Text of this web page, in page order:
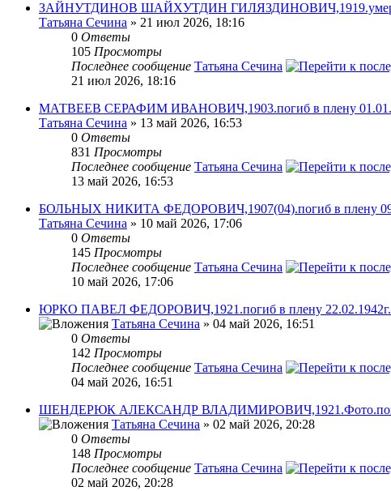
ЗАЙНУТДИНОВ ШАЙХУТДИН ГИЛЯЗДИНОВИЧ,1919.умер/
Татьяна Сечина » 21 июл 2026, 18:16
0 Ответы
105 Просмотры
Последнее сообщение Татьяна Сечина
21 июл 2026, 18:16
МАТВЕЕВ СЕРАФИМ ИВАНОВИЧ,1903.погиб в плену
Татьяна Сечина » 13 май 2026, 16:53
0 Ответы
831 Просмотры
Последнее сообщение Татьяна Сечина
13 май 2026, 16:53
БОЛЬНЫХ НИКИТА ФЕДОРОВИЧ,1907(04).погиб в плену
Татьяна Сечина » 10 май 2026, 17:06
0 Ответы
145 Просмотры
Последнее сообщение Татьяна Сечина
10 май 2026, 17:06
ЮРКО ПАВЕЛ ФЕДОРОВИЧ,1921.погиб в плену 22.02.1942г.
Татьяна Сечина » 04 май 2026, 16:51
0 Ответы
142 Просмотры
Последнее сообщение Татьяна Сечина
04 май 2026, 16:51
ШЕНДЕРЮК АЛЕКСАНДР
Татьяна Сечина » 02 май 2026, 20:28
0 Ответы
148 Просмотры
Последнее сообщение Татьяна Сечина
02 май 2026, 20:28